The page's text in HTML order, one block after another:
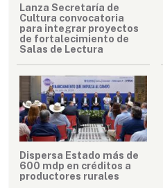
Lanza Secretaría de
Cultura convocatoria
para integrar proyectos
de fortalecimiento de
Salas de Lectura
Dispersa Estado más de
600 mdp en créditos a
productores rurales